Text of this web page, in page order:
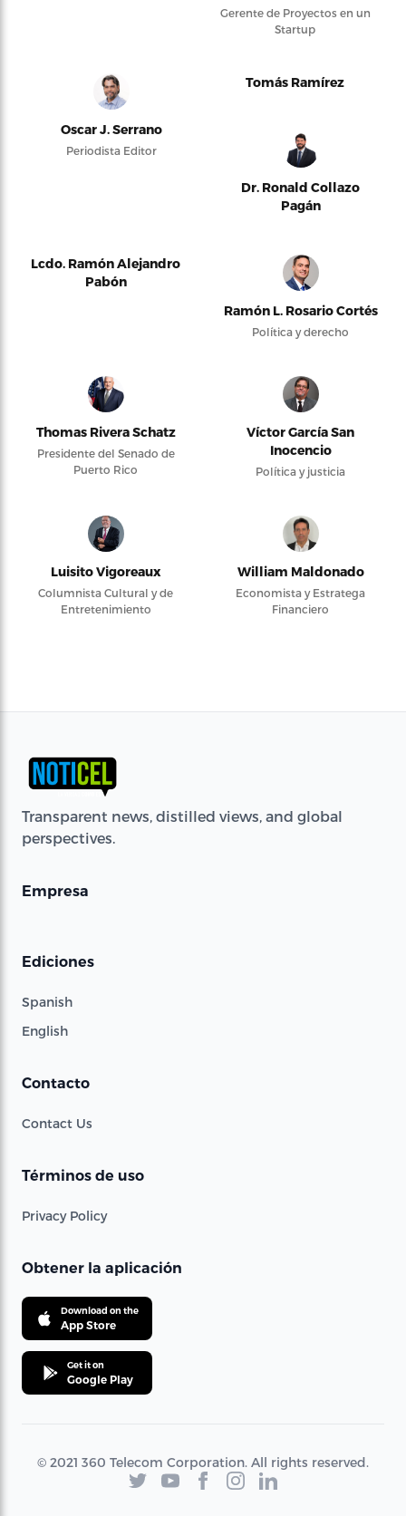
Gerente de Proyectos en un
Startup
Oscar J. Serrano
Periodista Editor
Tomás Ramírez
Dr. Ronald Collazo
Pagán
Lcdo. Ramón Alejandro
Pabón
Ramón L. Rosario Cortés
Política y derecho
Thomas Rivera Schatz
Presidente del Senado de
Puerto Rico
Víctor García San
Inocencio
Política y justicia
Luisito Vigoreaux
Columnista Cultural y de
Entretenimiento
William Maldonado
Economista y Estratega
Financiero
Transparent news, distilled views, and global
perspectives.
Empresa
Ediciones
Spanish
English
Contacto
Contact Us
Términos de uso
Privacy Policy
Obtener la aplicación
Download on the
App Store
Get it on
Google Play
© 2021 360 Telecom Corporation. All rights reserved.